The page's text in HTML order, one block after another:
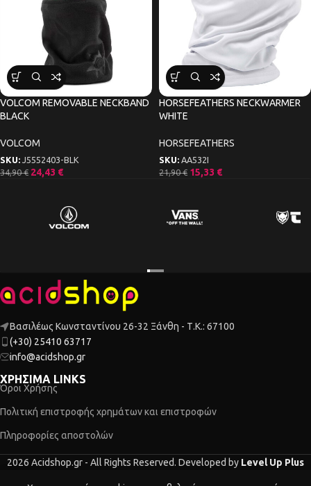
VOLCOM REMOVABLE NECKBAND
BLACK
VOLCOM
SKU: J5552403-BLK
34,90€ 24,43 €
HORSEFEATHERS NECKWARMER
WHITE
HORSEFEATHERS
SKU: AA532I
21,90€ 15,33 €
Βασιλέως Κωνσταντίνου 26-32 Ξάνθη - Τ.Κ.: 67100
(+30) 25410 63717
info@acidshop.gr
ΧΡΗΣΙΜΑ LINKS
Όροι Χρήσης
Πολιτική επιστροφής χρημάτων και επιστροφών
Πληροφορίες αποστολών
2026 Acidshop.gr - All Rights Reserved. Developed by Level Up Plus